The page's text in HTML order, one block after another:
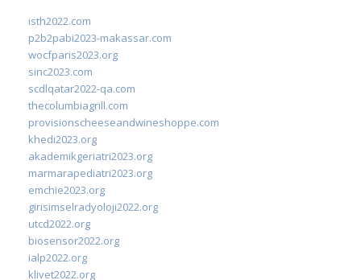
isth2022.com
p2b2pabi2023-makassar.com
wocfparis2023.org
sinc2023.com
scdlqatar2022-qa.com
thecolumbiagrill.com
provisionscheeseandwineshoppe.com
khedi2023.org
akademikgeriatri2023.org
marmarapediatri2023.org
emchie2023.org
girisimselradyoloji2022.org
utcd2022.org
biosensor2022.org
ialp2022.org
klivet2022.org